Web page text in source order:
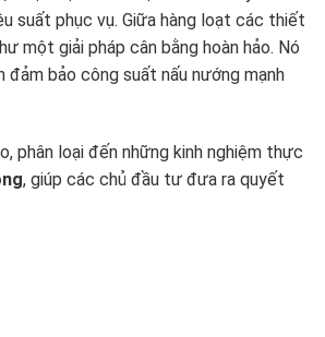
suất phục vụ. Giữa hàng loạt các thiết
một giải pháp cân bằng hoàn hảo. Nó
đảm bảo công suất nấu nướng mạnh
phân loại đến những kinh nghiệm thực
, giúp các chủ đầu tư đưa ra quyết